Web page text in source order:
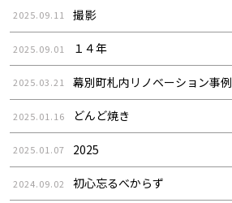
2025.09.11 撮影
2025.09.01 １４年
2025.03.21 幕別町札内リノベーション事例
2025.01.16 どんど焼き
2025.01.07 2025
2024.09.02 初心忘るべからず